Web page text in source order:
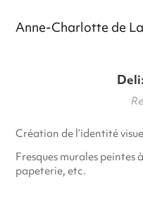
Anne-Charlotte de
Création de l’identité
Fresques murales peintes
papeterie, etc.